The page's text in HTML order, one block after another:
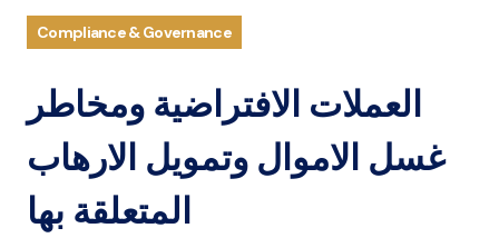
Compliance & Governance
العملات الافتراضية ومخاطر
غسل الاموال وتمويل الارهاب
المتعلقة بها